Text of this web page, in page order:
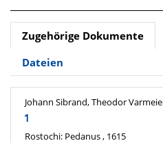
Zugehörige Dokumente
Dateien
Johann Sibrand, Theodor
1
Rostochi: Pedanus , 1615